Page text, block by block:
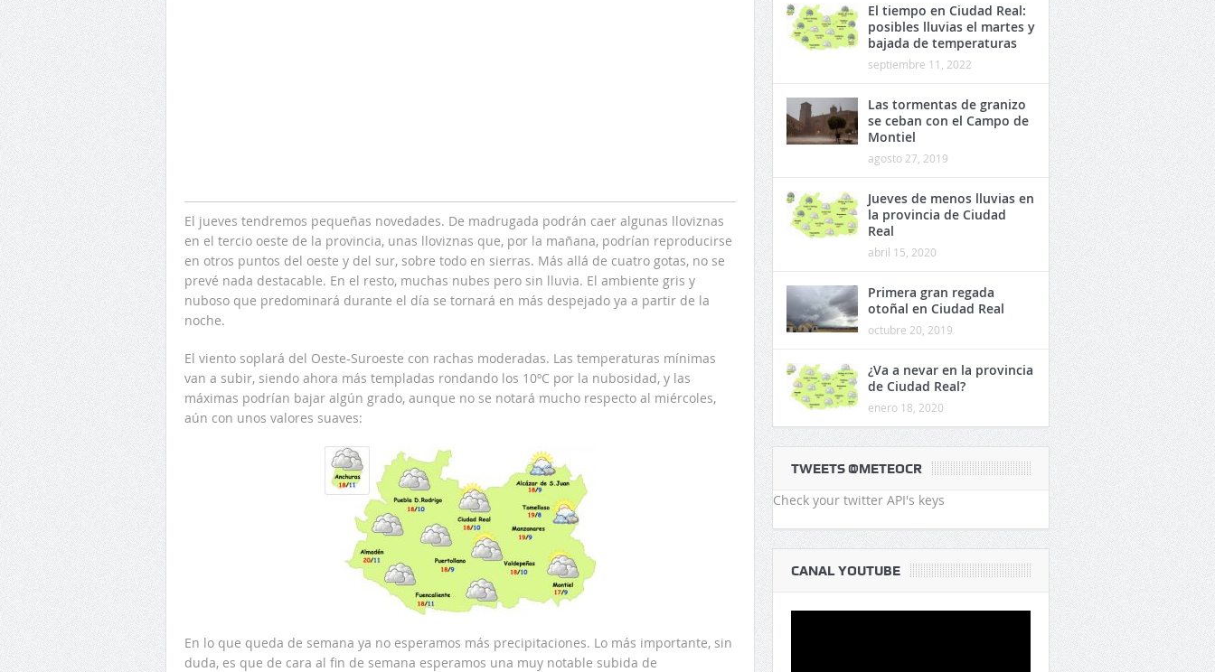
El jueves tendremos pequeñas novedades. De madrugada podrán caer algunas lloviznas
en el tercio oeste de la provincia, unas lloviznas que, por la mañana, podrían reproducirse
en otros puntos del oeste y del sur, sobre todo en sierras. Más allá de cuatro gotas, no se
prevé nada destacable. En el resto, muchas nubes pero sin lluvia. El ambiente gris y
nuboso que predominará durante el día se tornará en más despejado ya a partir de la
noche.
El viento soplará del Oeste-Suroeste con rachas moderadas. Las temperaturas mínimas
van a subir, siendo ahora más templadas rondando los 10ºC por la nubosidad, y las
máximas podrían bajar algún grado, aunque no se notará mucho respecto al miércoles,
aún con unos valores suaves:
En lo que queda de semana ya no esperamos más precipitaciones. Lo más importante, sin
duda, es que de cara al fin de semana esperamos una muy notable subida de
El tiempo en Ciudad Real:
posibles lluvias el martes y
bajada de temperaturas
septiembre 11, 2022
Las tormentas de granizo
se ceban con el Campo de
Montiel
agosto 27, 2019
Jueves de menos lluvias en
la provincia de Ciudad
Real
abril 15, 2020
Primera gran regada
otoñal en Ciudad Real
octubre 20, 2019
¿Va a nevar en la provincia
de Ciudad Real?
enero 18, 2020
TWEETS @METEOCR
Check your twitter API's keys
CANAL YOUTUBE